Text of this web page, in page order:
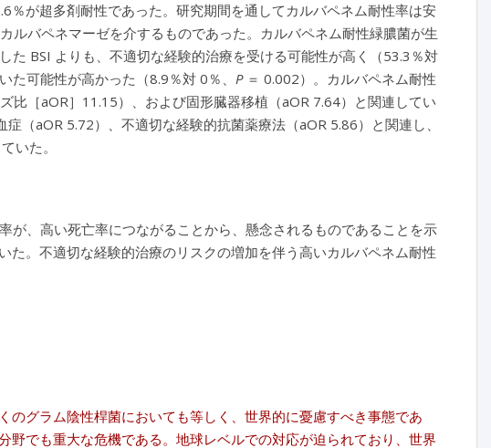
が超多剤耐性であった。研究期間を通してカルバペネム耐性率は安
バペネマーゼを介するものであった。カルバペネム耐性緑膿菌が生
た BSI よりも、不適切な経験的治療を受ける可能性が高く（53.3％対
た可能性が高かった（8.9％対 0％、 P ＝ 0.002）。カルバペネム耐性
比［aOR］11.15）、および固形臓器移植（aOR 7.64）と関連してい
（aOR 5.72）、不適切な経験的抗菌薬療法（aOR 5.86）と関連し、
いた。
が、高い死亡率につながることから、懸念されるものであることを示
た。不適切な経験的治療のリスクの増加を伴う高いカルバペネム耐性
グラム陰性桿菌においても等しく、世界的に憂慮すべき事態であ
野でも重大な危機である。地球レベルでの対応が迫られており、世界